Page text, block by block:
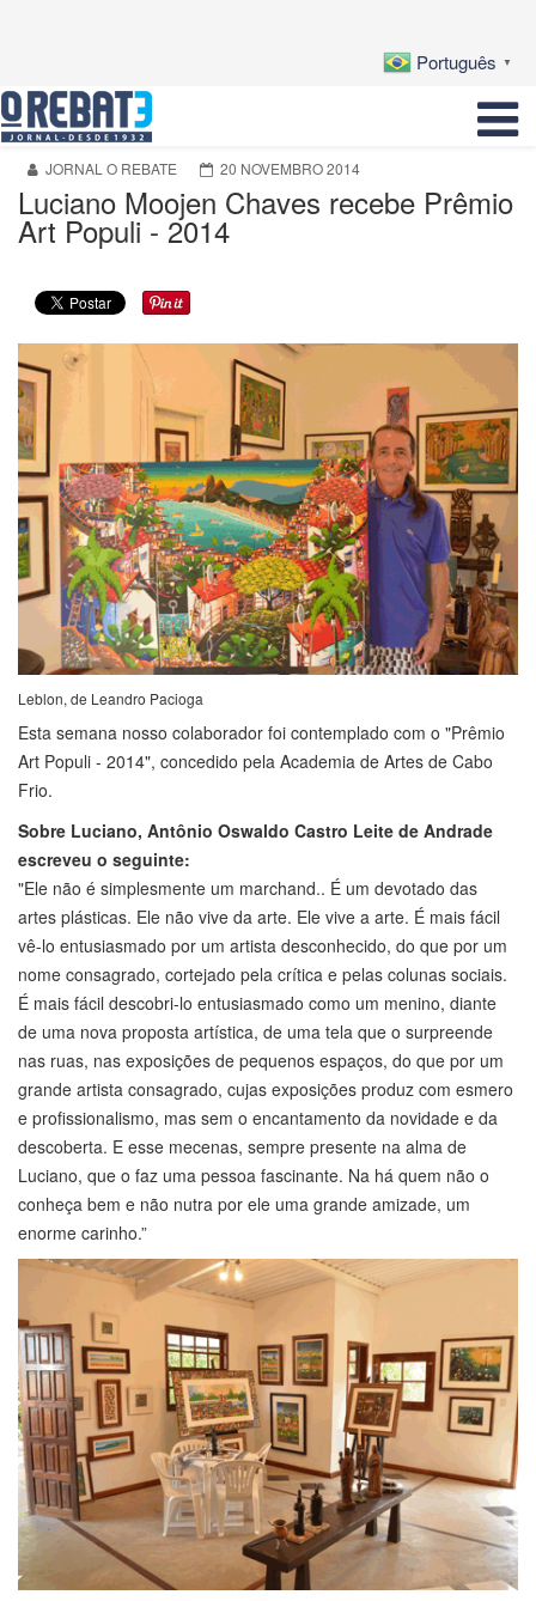
Português ▼
JORNAL O REBATE 20 NOVEMBRO 2014
Luciano Moojen Chaves recebe Prêmio
Art Populi - 2014
Leblon, de Leandro Pacioga
Esta semana nosso colaborador foi contemplado com o "Prêmio
Art Populi - 2014", concedido pela Academia de Artes de Cabo
Frio.
Sobre Luciano, Antônio Oswaldo Castro Leite de Andrade
escreveu o seguinte:
"Ele não é simplesmente um marchand.. É um devotado das
artes plásticas. Ele não vive da arte. Ele vive a arte. É mais fácil
vê-lo entusiasmado por um artista desconhecido, do que por um
nome consagrado, cortejado pela crítica e pelas colunas sociais.
É mais fácil descobri-lo entusiasmado como um menino, diante
de uma nova proposta artística, de uma tela que o surpreende
nas ruas, nas exposições de pequenos espaços, do que por um
grande artista consagrado, cujas exposições produz com esmero
e profissionalismo, mas sem o encantamento da novidade e da
descoberta. E esse mecenas, sempre presente na alma de
Luciano, que o faz uma pessoa fascinante. Na há quem não o
conheça bem e não nutra por ele uma grande amizade, um
enorme carinho.”